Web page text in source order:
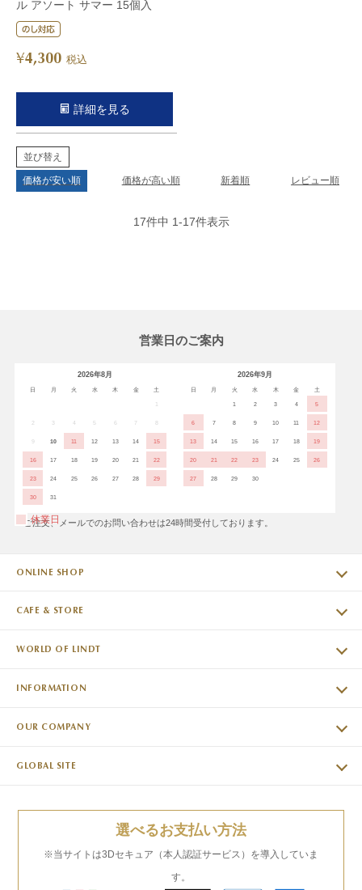
ル アソート サマー 15個入
¥4,300 税込
詳細を見る
並び替え
価格が安い順 価格が高い順 新着順 レビュー順
17件中 1-17件表示
営業日のご案内
2026年8月
日 月 火 水 木 金 土
2 3 5 6 8
9 10 11 12 13 14 15
16 17 18 19 20 21 22
23 24 25 26 27 28 29
30 31
2026年9月
日 月 火 水 木 金 土
1 2 3 4 5
6 7 8 9 10 11 12
13 14 15 16 17 18 19
20 21 22 23 24 25 26
27 28 29 30
休業日
※ご注文、メールでのお問い合わせは24時間受付しております。
ONLINE SHOP
CAFE & STORE
WORLD OF LINDT
INFORMATION
OUR COMPANY
GLOBAL SITE
選べるお支払い方法
※当サイトは3Dセキュア（本人認証サービス）を導入していま
す。